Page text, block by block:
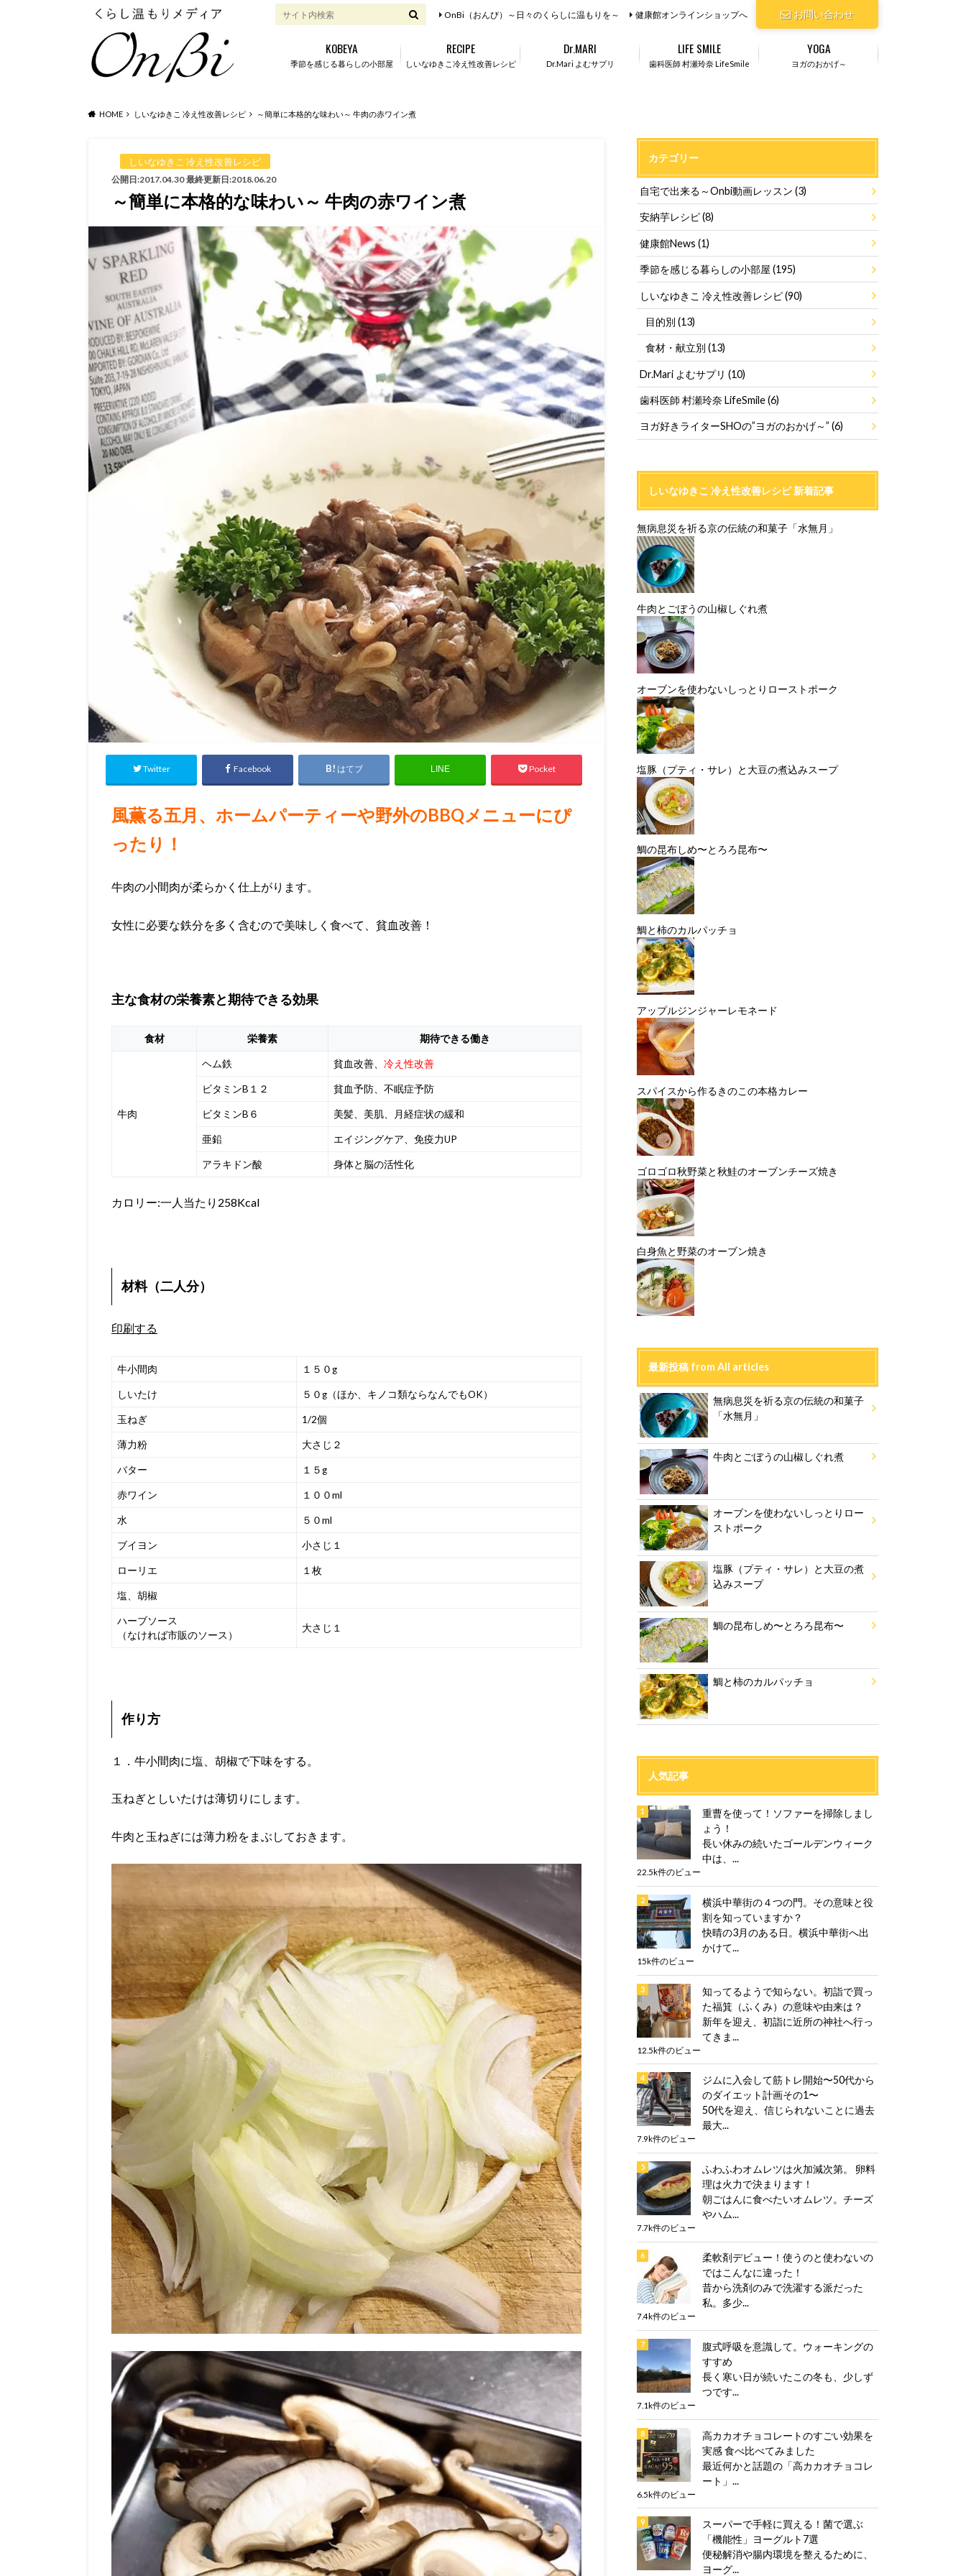
お問い合わせ
OnBi（おんび）～日々のくらしに温もりを～ 健康館オンラインショップへ
季節を感じる暮らしの小部屋
KOBEYA
しいなゆきこ冷え性改善レシピ
RECIPE
Dr.Mari よむサプリ
Dr.MARI
歯科医師 村瀬玲奈 LifeSmile
LIFE SMILE
ヨガのおかげ～
YOGA
HOME しいなゆきこ 冷え性改善レシピ ～簡単に本格的な味わい～ 牛肉の赤ワイン煮
しいなゆきこ 冷え性改善レシピ
公開日:2017.04.30 最終更新日:2018.06.20
～簡単に本格的な味わい～ 牛肉の赤ワイン煮
Twitter Facebook はてブ LINE Pocket
風薫る五月、ホームパーティーや野外のBBQメニューにぴ
ったり！
牛肉の小間肉が柔らかく仕上がります。
女性に必要な鉄分を多く含むので美味しく食べて、貧血改善！
主な食材の栄養素と期待できる効果
食材 栄養素 期待できる働き
牛肉
ヘム鉄 貧血改善、 冷え性改善
ビタミンB１２ 貧血予防、不眠症予防
ビタミンB６ 美髪、美肌、月経症状の緩和
亜鉛 エイジングケア、免疫力UP
アラキドン酸 身体と脳の活性化
カロリー:一人当たり258Kcal
材料（二人分）
印刷する
牛小間肉 １５０g
しいたけ ５０g（ほか、キノコ類ならなんでもOK）
玉ねぎ 1/2個
薄力粉 大さじ２
バター １５g
赤ワイン １００ml
水 ５０ml
ブイヨン 小さじ１
ローリエ １枚
塩、胡椒
ハーブソース
（なければ市販のソース）
大さじ１
作り方
１．牛小間肉に塩、胡椒で下味をする。
玉ねぎとしいたけは薄切りにします。
牛肉と玉ねぎには薄力粉をまぶしておきます。
カテゴリー
自宅で出来る～Onbi動画レッスン(3)
安納芋レシピ(8)
健康館News(1)
季節を感じる暮らしの小部屋(195)
しいなゆきこ 冷え性改善レシピ(90)
目的別 (13)
食材・献立別 (13)
Dr.Mari よむサプリ(10)
歯科医師 村瀬玲奈 LifeSmile(6)
ヨガ好きライターSHOの”ヨガのおかげ～”(6)
しいなゆきこ 冷え性改善レシピ 新着記事
無病息災を祈る京の伝統の和菓子「水無月」
牛肉とごぼうの山椒しぐれ煮
オーブンを使わないしっとりローストポーク
塩豚（プティ・サレ）と大豆の煮込みスープ
鯛の昆布しめ〜とろろ昆布〜
鯛と柿のカルパッチョ
アップルジンジャーレモネード
スパイスから作るきのこの本格カレー
ゴロゴロ秋野菜と秋鮭のオーブンチーズ焼き
白身魚と野菜のオーブン焼き
最新投稿 from All articles
無病息災を祈る京の伝統の和菓子
「水無月」
牛肉とごぼうの山椒しぐれ煮
オーブンを使わないしっとりロー
ストポーク
塩豚（プティ・サレ）と大豆の煮
込みスープ
鯛の昆布しめ〜とろろ昆布〜
鯛と柿のカルパッチョ
人気記事
重曹を使って！ソファーを掃除しまし
ょう！
長い休みの続いたゴールデンウィーク
中は、...
22.5k件のビュー
横浜中華街の４つの門。その意味と役
割を知っていますか？
快晴の3月のある日。横浜中華街へ出
かけて...
15k件のビュー
知ってるようで知らない。初詣で買っ
た福箕（ふくみ）の意味や由来は？
新年を迎え、初詣に近所の神社へ行っ
てきま...
12.5k件のビュー
ジムに入会して筋トレ開始〜50代から
のダイエット計画その1〜
50代を迎え、信じられないことに過去
最大...
7.9k件のビュー
ふわふわオムレツは火加減次第。 卵料
理は火力で決まります！
朝ごはんに食べたいオムレツ。チーズ
やハム...
7.7k件のビュー
柔軟剤デビュー！使うのと使わないの
ではこんなに違った！
昔から洗剤のみで洗濯する派だった
私。多少...
7.4k件のビュー
腹式呼吸を意識して。ウォーキングの
すすめ
長く寒い日が続いたこの冬も、少しず
つです...
7.1k件のビュー
高カカオチョコレートのすごい効果を
実感 食べ比べてみました
最近何かと話題の「高カカオチョコレ
ート」...
6.5k件のビュー
スーパーで手軽に買える！菌で選ぶ
「機能性」ヨーグルト7選
便秘解消や腸内環境を整えるために、
ヨーグ...